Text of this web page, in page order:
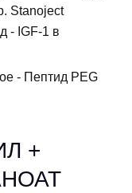
Stanoject
- IGF-1 в
- Пептид PEG
+